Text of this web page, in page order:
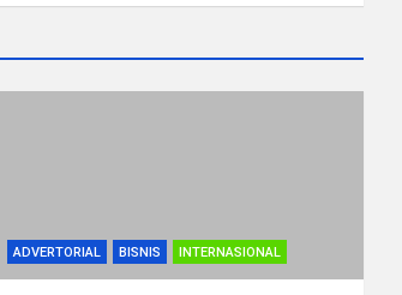
ADVERTORIAL BISNIS INTERNASIONAL